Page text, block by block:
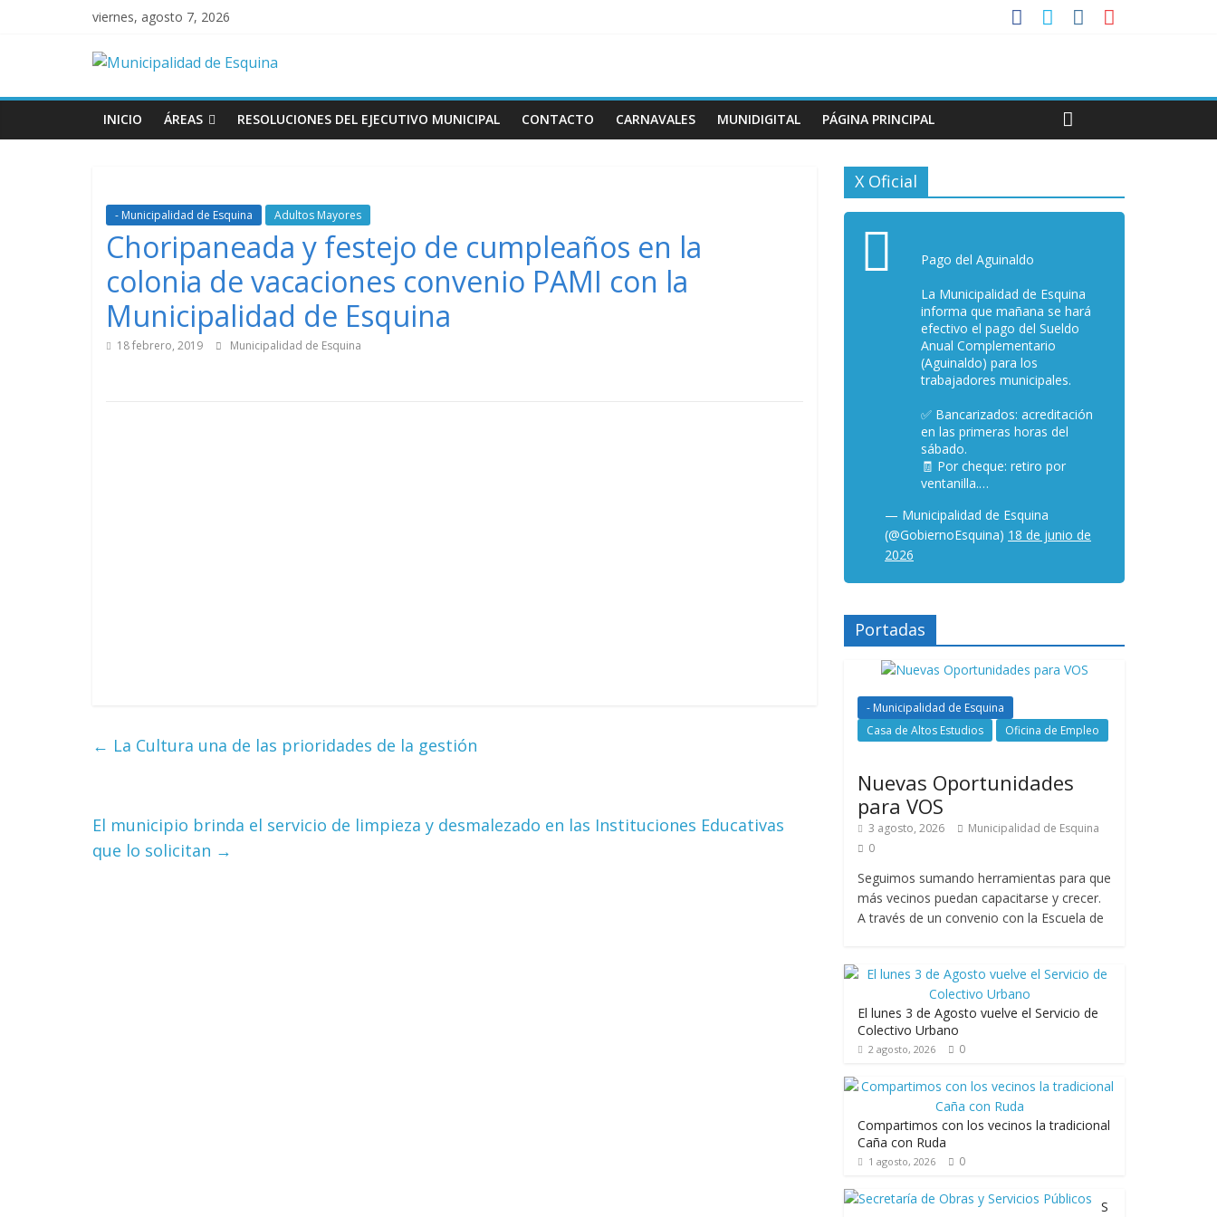
viernes, agosto 7, 2026
INICIO ÁREAS RESOLUCIONES DEL EJECUTIVO MUNICIPAL CONTACTO CARNAVALES MUNIDIGITAL PÁGINA PRINCIPAL
- Municipalidad de Esquina Adultos Mayores
Choripaneada y festejo de cumpleaños en la
colonia de vacaciones convenio PAMI con la
Municipalidad de Esquina
18 febrero, 2019 Municipalidad de Esquina
← La Cultura una de las prioridades de la gestión
El municipio brinda el servicio de limpieza y desmalezado en las Instituciones Educativas
que lo solicitan →
X Oficial
Pago del Aguinaldo
La Municipalidad de Esquina
informa que mañana se hará
efectivo el pago del Sueldo
Anual Complementario
(Aguinaldo) para los
trabajadores municipales.
✅ Bancarizados: acreditación
en las primeras horas del
sábado.
🧾 Por cheque: retiro por
ventanilla.…
— Municipalidad de Esquina
(@GobiernoEsquina) 18 de junio de
2026
Portadas
- Municipalidad de Esquina
Casa de Altos Estudios
Oficina de Empleo
Nuevas Oportunidades
para VOS
3 agosto, 2026
Municipalidad de Esquina
0
Seguimos sumando herramientas para que
más vecinos puedan capacitarse y crecer.
A través de un convenio con la Escuela de
El lunes 3 de Agosto vuelve el Servicio de
Colectivo Urbano
2 agosto, 2026 0
Compartimos con los vecinos la tradicional
Caña con Ruda
1 agosto, 2026 0
S